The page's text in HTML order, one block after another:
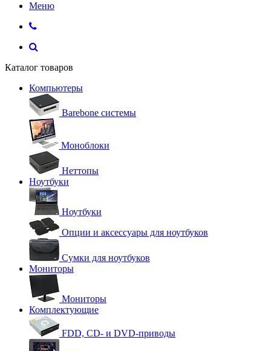
Меню
Каталог товаров
Компьютеры
Barebone системы
Моноблоки
Неттопы
Ноутбуки
Ноутбуки
Опции и аксессуары для ноутбуков
Сумки для ноутбуков
Мониторы
Мониторы
Комплектующие
FDD, CD- и DVD-приводы